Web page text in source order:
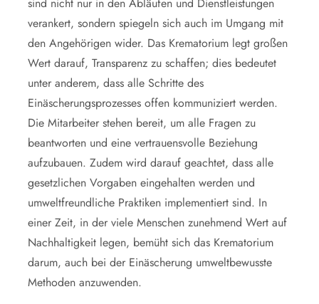
verankert, sondern spiegeln sich auch im Umgang mit
den Angehörigen wider. Das Krematorium legt großen
Wert darauf, Transparenz zu schaffen; dies bedeutet
unter anderem, dass alle Schritte des
Einäscherungsprozesses offen kommuniziert werden.
Die Mitarbeiter stehen bereit, um alle Fragen zu
beantworten und eine vertrauensvolle Beziehung
aufzubauen. Zudem wird darauf geachtet, dass alle
gesetzlichen Vorgaben eingehalten werden und
umweltfreundliche Praktiken implementiert sind. In
einer Zeit, in der viele Menschen zunehmend Wert auf
Nachhaltigkeit legen, bemüht sich das Krematorium
darum, auch bei der Einäscherung umweltbewusste
Methoden anzuwenden.